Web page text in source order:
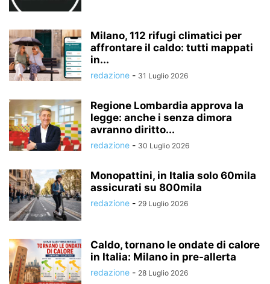
Milano, 112 rifugi climatici per
affrontare il caldo: tutti mappati
in...
redazione - 31 Luglio 2026
Regione Lombardia approva la
legge: anche i senza dimora
avranno diritto...
redazione - 30 Luglio 2026
Monopattini, in Italia solo 60mila
assicurati su 800mila
redazione - 29 Luglio 2026
Caldo, tornano le ondate di calore
in Italia: Milano in pre-allerta
redazione - 28 Luglio 2026